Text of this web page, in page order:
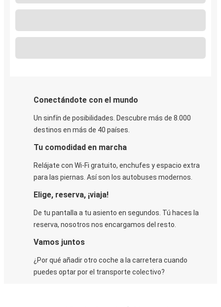
Conectándote con el mundo
Un sinfín de posibilidades. Descubre más de 8.000
destinos en más de 40 países.
Tu comodidad en marcha
Relájate con Wi-Fi gratuito, enchufes y espacio extra
para las piernas. Así son los autobuses modernos.
Elige, reserva, ¡viaja!
De tu pantalla a tu asiento en segundos. Tú haces la
reserva, nosotros nos encargamos del resto.
Vamos juntos
¿Por qué añadir otro coche a la carretera cuando
puedes optar por el transporte colectivo?